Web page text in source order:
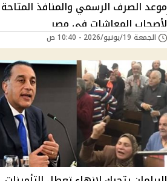
موعد الصرف الرسمي والمنافذ المتاحة
لأصحاب المعاشات في مصر
الجمعة 19/يونيو/2026 - 10:40 ص